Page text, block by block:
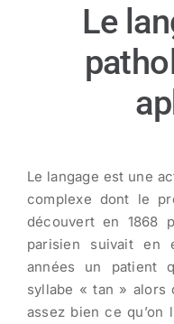
Le
Le langage est une
complexe dont le
découvert en 1868
parisien suivait en
années un patient
syllabe « tan » alors
assez bien ce qu’on